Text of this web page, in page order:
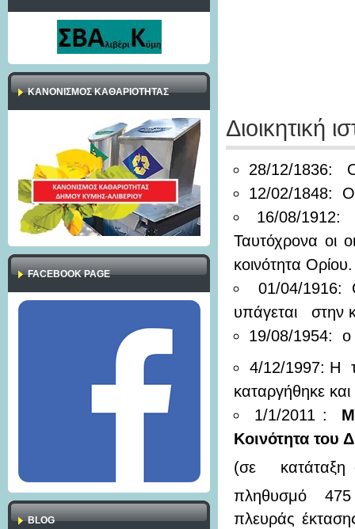
ΚΑΝΟΝΙΣΜΌΣ ΚΑΘΑΡΙΌΤΗΤΑΣ
FACEBOOK PAGE
BLOG
Διοικητική
28/12/1836: Ο
12/02/1848: Ο
16/08/1912:
Ταυτόχρονα οι
κοινότητα Ορίου.
01/04/1916:
υπάγεται στην
19/08/1954: ο
4/12/1997: Η
καταργήθηκε
1/1/2011 :
Κοινότητα του
(σε κατάταξη
πληθυσμό 475
πλευράς